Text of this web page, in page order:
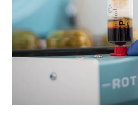
Kooperationspartner